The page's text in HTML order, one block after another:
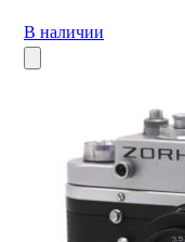
В наличии